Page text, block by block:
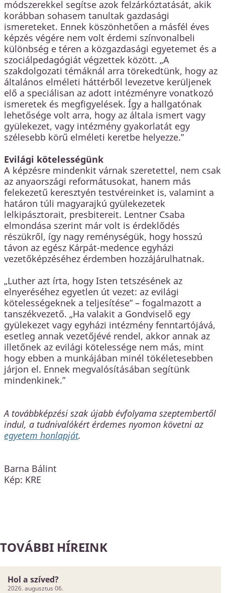
módszerekkel segítse azok felzárkóztatását, akik
korábban sohasem tanultak gazdasági
ismereteket. Ennek köszönhetően a másfél éves
képzés végére nem volt érdemi színvonalbeli
különbség e téren a közgazdasági egyetemet és a
szociálpedagógiát végzettek között. „A
szakdolgozati témáknál arra törekedtünk, hogy az
általános elméleti háttérből levezetve kerüljenek
elő a speciálisan az adott intézményre vonatkozó
ismeretek és megfigyelések. Így a hallgatónak
lehetősége volt arra, hogy az általa ismert vagy
gyülekezet, vagy intézmény gyakorlatát egy
szélesebb körű elméleti keretbe helyezze.”
Evilági kötelességünk
A képzésre mindenkit várnak szeretettel, nem csak
az anyaországi reformátusokat, hanem más
felekezetű keresztyén testvéreinket is, valamint a
határon túli magyarajkú gyülekezetek
lelkipásztorait, presbitereit. Lentner Csaba
elmondása szerint már volt is érdeklődés
részükről, így nagy reménységük, hogy hosszú
távon az egész Kárpát-medence egyházi
vezetőképzéséhez érdemben hozzájárulhatnak.
„Luther azt írta, hogy Isten tetszésének az
elnyeréséhez egyetlen út vezet: az evilági
kötelességeknek a teljesítése” – fogalmazott a
tanszékvezető. „Ha valakit a Gondviselő egy
gyülekezet vagy egyházi intézmény fenntartójává,
esetleg annak vezetőjévé rendel, akkor annak az
illetőnek az evilági kötelessége nem más, mint
hogy ebben a munkájában minél tökéletesebben
járjon el. Ennek megvalósításában segítünk
mindenkinek.”
A továbbképzési szak újabb évfolyama szeptembertől
indul, a tudnivalókért érdemes nyomon követni az
egyetem honlapját.
Barna Bálint
Kép: KRE
TOVÁBBI HÍREINK
Hol a szíved?
2026. augusztus 06.